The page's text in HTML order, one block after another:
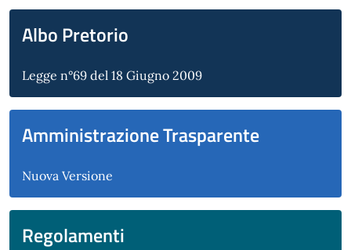
Albo Pretorio
Legge n°69 del 18 Giugno 2009
Amministrazione Trasparente
Nuova Versione
Regolamenti